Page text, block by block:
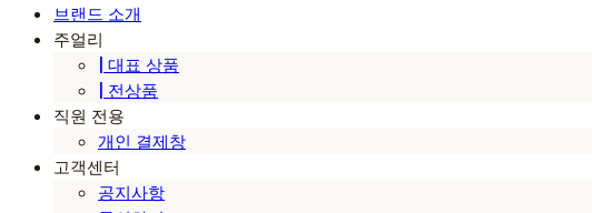
브랜드 소개
주얼리
| 대표 상품
| 전상품
직원 전용
개인 결제창
고객센터
공지사항